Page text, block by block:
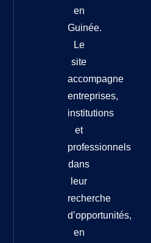
en
Guinée.
Le
site
accompagne
entreprises,
institutions
et
professionnels
dans
leur
recherche
d’opportunités,
en